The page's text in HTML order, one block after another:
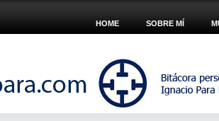
HOME SOBRE MÍ